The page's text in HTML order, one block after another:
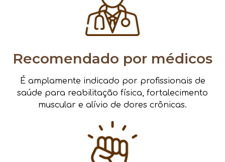
Recomendado por médicos
É amplamente indicado por profissionais de
saúde para reabilitação física, fortalecimento
muscular e alívio de dores crônicas.